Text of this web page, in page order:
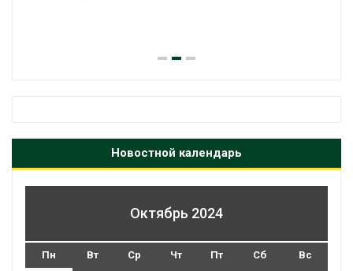
Новостной календарь
Октябрь 2024
Пн Вт Ср Чт Пт Сб Вс